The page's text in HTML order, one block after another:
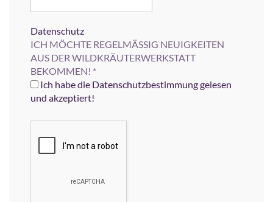
Datenschutz
ICH MÖCHTE REGELMÄSSIG NEUIGKEITEN
AUS DER WILDKRÄUTERWERKSTATT
BEKOMMEN! *
Ich habe die Datenschutzbestimmung gelesen
und akzeptiert!